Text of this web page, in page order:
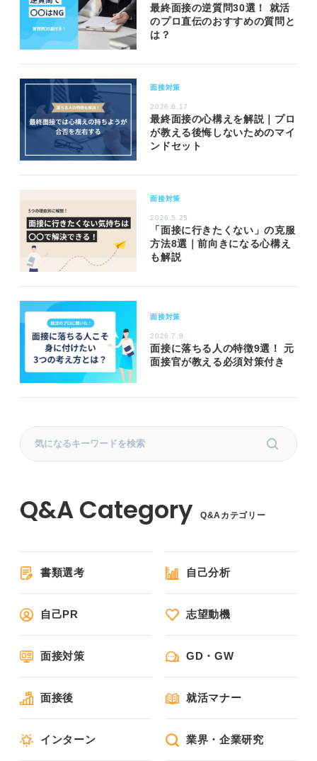
最終面接の逆質問30選！ 就活
のプロ直伝のおすすめの質問と
は？
面接対策
2026.6.17
最終面接の心構えを解説｜プロ
が教える後悔しないためのマイ
ンドセット
面接対策
2026.5.25
「面接に行きたくない」の克服
方法8選｜前向きになる心構え
も解説
面接対策
2026.7.8
面接に落ちる人の特徴9選！ 元
面接官が教える必須対策付き
Q&Aカテゴリー
書類選考 自己分析
自己PR 志望動機
面接対策 GD・GW
面接後 就活マナー
インターン 業界・企業研究